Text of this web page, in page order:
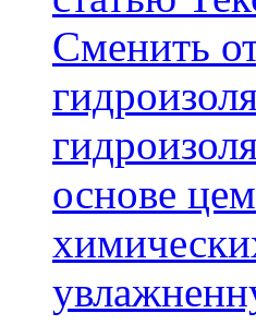
Cменить
основе